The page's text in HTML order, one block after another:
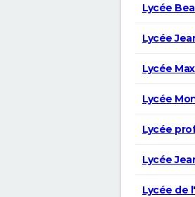
Lycée
Lycée
Lycée
Lycée
Lycée
Lycée
Lycée de